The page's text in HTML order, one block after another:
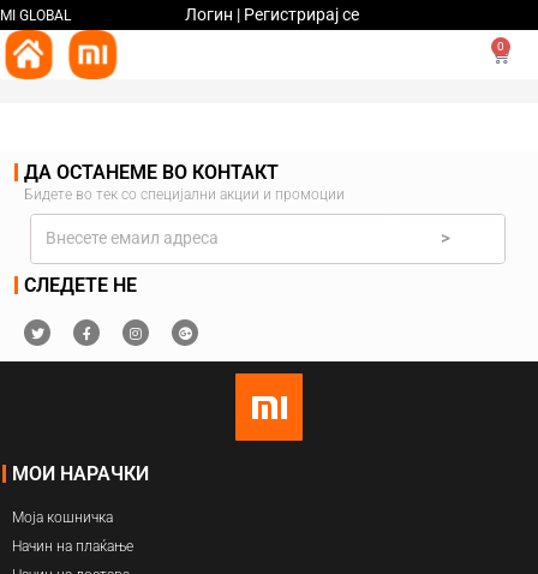
MI GLOBAL Логин | Регистрирај се
0
ДА ОСТАНЕМЕ ВО КОНТАКТ
Бидете во тек со специјални акции и промоции
>
СЛЕДЕТЕ НЕ
МОИ НАРАЧКИ
Моја кошничка
Начин на плаќање